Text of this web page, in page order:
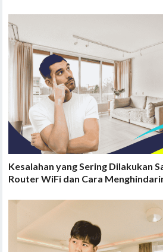
Kesalahan yang Sering Dilakukan
Router WiFi dan Cara